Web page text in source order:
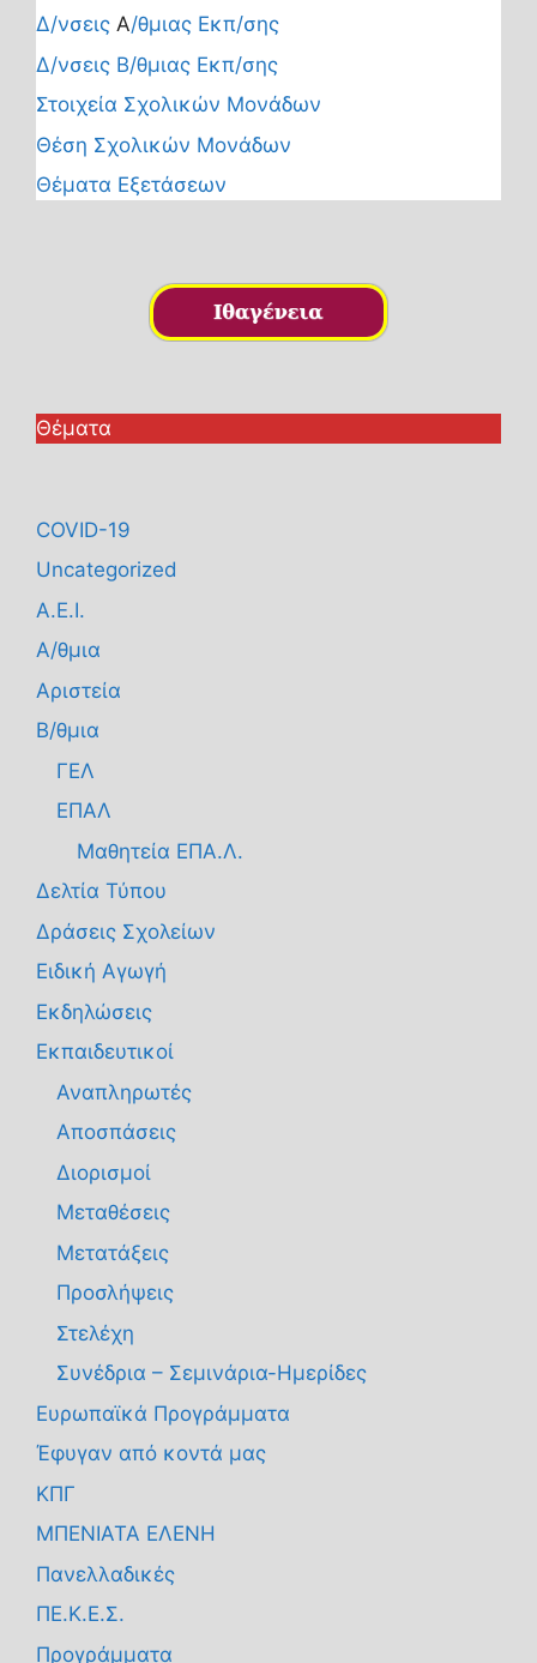
Δ/νσεις Α/θμιας Εκπ/σης
Δ/νσεις Β/θμιας Εκπ/σης
Στοιχεία Σχολικών Μονάδων
Θέση Σχολικών Μονάδων
Θέματα Εξετάσεων
Θέματα
COVID-19
Uncategorized
Α.Ε.Ι.
Α/θμια
Αριστεία
Β/θμια
ΓΕΛ
ΕΠΑΛ
Μαθητεία ΕΠΑ.Λ.
Δελτία Τύπου
Δράσεις Σχολείων
Ειδική Αγωγή
Εκδηλώσεις
Εκπαιδευτικοί
Αναπληρωτές
Αποσπάσεις
Διορισμοί
Μεταθέσεις
Μετατάξεις
Προσλήψεις
Στελέχη
Συνέδρια – Σεμινάρια-Ημερίδες
Ευρωπαϊκά Προγράμματα
Έφυγαν από κοντά μας
ΚΠΓ
ΜΠΕΝΙΑΤΑ ΕΛΕΝΗ
Πανελλαδικές
ΠΕ.Κ.Ε.Σ.
Προγράμματα